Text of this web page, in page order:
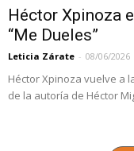
Héctor Xpinoza
“Me Dueles”
Leticia Zárate - 08/06/2026
Héctor Xpinoza vuelve a
de la autoría de Héctor